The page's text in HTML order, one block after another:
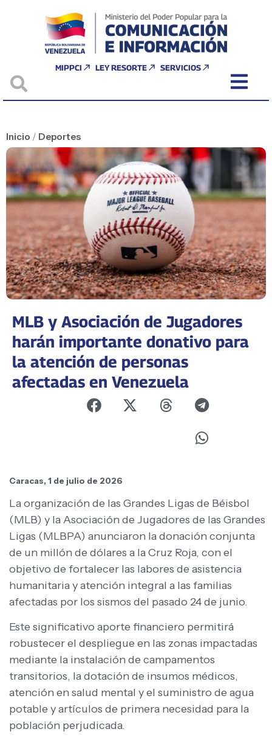
MIPPCI LEY RESORTE SERVICIOS
Inicio / Deportes
MLB y Asociación de Jugadores
harán importante donativo para
la atención de personas
afectadas en Venezuela
Caracas, 1 de julio de 2026
La organización de las Grandes Ligas de Béisbol
(MLB) y la Asociación de Jugadores de las Grandes
Ligas (MLBPA) anunciaron la donación conjunta
de un millón de dólares a la Cruz Roja, con el
objetivo de fortalecer las labores de asistencia
humanitaria y atención integral a las familias
afectadas por los sismos del pasado 24 de junio.
Este significativo aporte financiero permitirá
robustecer el despliegue en las zonas impactadas
mediante la instalación de campamentos
transitorios, la dotación de insumos médicos,
atención en salud mental y el suministro de agua
potable y artículos de primera necesidad para la
población perjudicada. ​